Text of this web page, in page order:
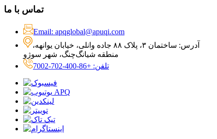
تماس با ما
Email: apqglobal@apuqi.com
آدرس: ساختمان ۳، پلاک ۸۸ جاده وانلی، خیابان یوانهه،
منطقه شیانگ‌چنگ، شهر سوژو
تلفن: +86-400-702-7002